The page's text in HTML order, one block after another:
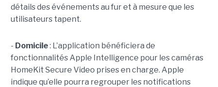
détails des événements au fur et à mesure que les
utilisateurs tapent.
- Domicile: L’application bénéficiera de
fonctionnalités Apple Intelligence pour les caméras
HomeKit Secure Video prises en charge. Apple
indique qu’elle pourra regrouper les notifications